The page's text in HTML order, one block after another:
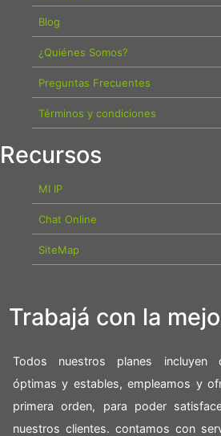
Blog
¿Quiénes Somos?
Preguntas Frecuentes
Términos y condiciones
Recursos
MI IP
Chat Online
SiteMap
Trabajá con la
Todos nuestros planes incluyen
óptimas y estables, empleamos y
primera orden, para poder
nuestros clientes. contamos con